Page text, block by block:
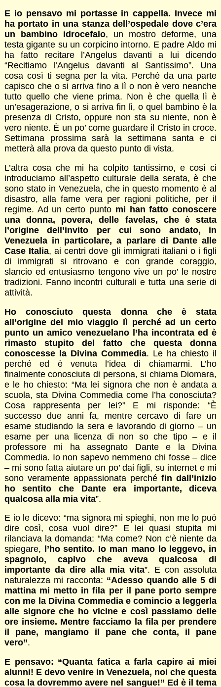
E io pensavo mi portasse in cappella. Invece mi
ha portato in una stanza dell’ospedale dove c’era
un bambino idrocefalo, un mostro deforme, una
testa gigante su un corpicino intorno. E padre Aldo mi
ha fatto recitare l’Angelus davanti a lui dicendo
“Recitiamo l’Angelus davanti al Santissimo”. Una
cosa così ti segna per la vita. Perché da una parte
capisco che o si arriva fino a lì o non è vero neanche
tutto quello che viene prima. Non è che quella lì è
un’esagerazione, o si arriva fin lì, o quel bambino è la
presenza di Cristo, oppure non sta su niente, non è
vero niente. È un po’ come guardare il Cristo in croce.
Settimana prossima sarà la settimana santa e ci
metterà alla prova da questo punto di vista.
L’altra cosa che mi ha colpito tantissimo, e così ci
introduciamo all’aspetto culturale della serata, è che
sono stato in Venezuela, che in questo momento è al
disastro, alla fame vera per ragioni politiche, per il
regime. Ad un certo punto mi han fatto conoscere
una donna, povera, delle favelas, che è stata
l’origine dell’invito per cui sono andato, in
Venezuela in particolare, a parlare di Dante alle
Case Italia, ai centri dove gli immigrati italiani o i figli
di immigrati si ritrovano e con grande coraggio,
slancio ed entusiasmo tengono vive un po’ le nostre
tradizioni. Fanno incontri culturali e tutta una serie di
attività.
Ho conosciuto questa donna che è stata
all’origine del mio viaggio lì perché ad un certo
punto un amico venezuelano l’ha incontrata ed è
rimasto stupito del fatto che questa donna
conoscesse la Divina Commedia. Le ha chiesto il
perché ed è venuta l’idea di chiamarmi. L’ho
finalmente conosciuta di persona, si chiama Diomara,
e le ho chiesto: “Ma lei signora che non è andata a
scuola, sta Divina Commedia come l’ha conosciuta?
Cosa rappresenta per lei?” E mi risponde: “È
successo due anni fa, mentre cercavo di fare un
esame studiando la sera e lavorando di giorno – un
esame per una licenza di non so che tipo – e il
professore mi ha assegnato Dante e la Divina
Commedia. Io non sapevo nemmeno chi fosse – dice
– mi sono fatta aiutare un po’ dai figli, su internet e mi
sono veramente appassionata perchéfin dall’inizio
ho sentito che Dante era importante, diceva
qualcosa alla mia vita”.
E io le dicevo: “ma signora mi spieghi, non me lo può
dire così, cosa vuol dire?” E lei quasi stupita mi
rilanciava la domanda: “Ma come? Non c’è niente da
spiegare,
l’ho sentito. Io man mano lo leggevo, in
spagnolo, capivo che aveva qualcosa di
importante da dire alla mia vita”. E con assoluta
naturalezza mi racconta: “Adesso quando alle 5 di
mattina mi metto in fila per il pane porto sempre
con me la Divina Commedia e comincio a leggerla
alle signore che ho vicine e così passiamo delle
ore insieme. Mentre facciamo la fila per prendere
il pane, mangiamo il pane che conta, il pane
vero”.
E pensavo: “Quanta fatica a farla capire ai miei
alunni! E devo venire in Venezuela, noi che questa
cosa la dovremmo avere nel sangue!” Ed è il tema